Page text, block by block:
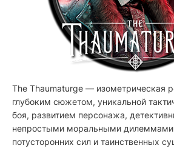
The Thaumaturge — изометрическая
глубоким сюжетом, уникальной
боя, развитием персонажа,
непростыми моральными дилеммами
потусторонних сил и таинственных